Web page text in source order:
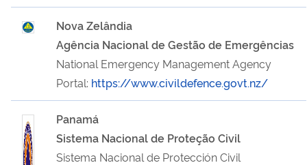
Nova Zelândia
Agência Nacional de Gestão de Emergências
National Emergency Management Agency
Portal: https://www.civildefence.govt.nz/
Panamá
Sistema Nacional de Proteção Civil
Sistema Nacional de Protección Civil